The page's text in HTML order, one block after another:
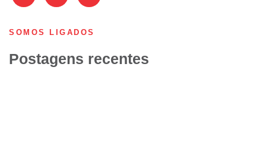
SOMOS LIGADOS
Postagens recentes